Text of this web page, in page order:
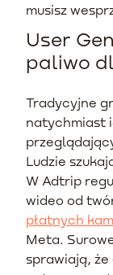
musisz
User
paliwo
Tradycyjne
natychmiast
Ludzie
W Adtrip
wideo od
płatnych
Meta.
sprawiają,